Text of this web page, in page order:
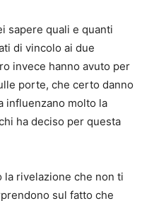
sapere quali e quanti
di vincolo ai due
invece hanno avuto per
porte, che certo danno
influenzano molto la
ha deciso per questa
la rivelazione che non ti
sul fatto che